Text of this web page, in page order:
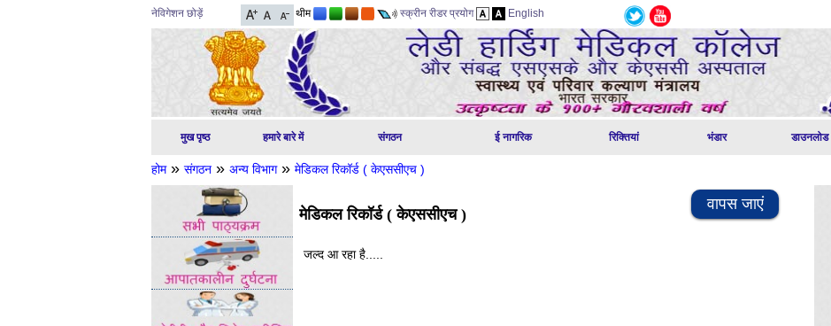
नेविगेशन छोड़ें थीम स्क्रीन रीडर प्रयोग English
मुख पृष्ठ हमारे बारे में संगठन ई नागरिक रिक्तियां भंडार डाउनलोड
होम» संगठन» अन्य विभाग» मेडिकल रिकॉर्ड ( केएससीएच )
मेडिकल रिकॉर्ड ( केएससीएच )
वापस जाएं
जल्द आ रहा है.....